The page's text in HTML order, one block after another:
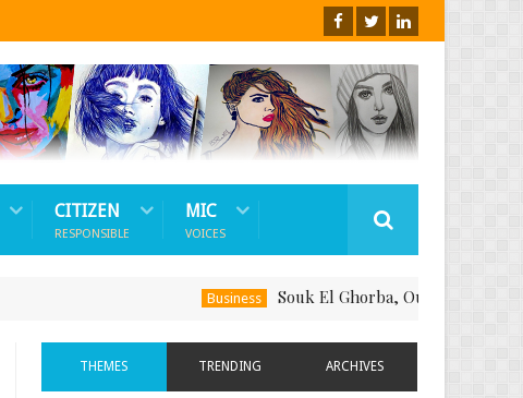
CITIZEN
RESPONSIBLE
MIC
VOICES
Souk El Ghorba, Ou Comment Soutenir
THEMES TRENDING ARCHIVES